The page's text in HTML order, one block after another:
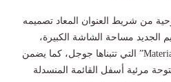
من شريط العنوان المعاد تصميمه
الجديد مساحة الشاشة الكبيرة،
ويتماشى مع لغة التصميم “Material You” التي تتبناها جوجل، كما يضمن
مرئية أسفل القائمة المنسدلة